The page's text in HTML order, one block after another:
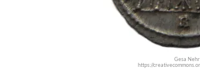
Gesa
https://